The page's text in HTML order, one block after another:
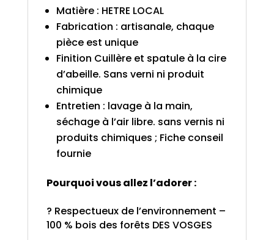
Matière : HETRE LOCAL
Fabrication : artisanale, chaque
pièce est unique
Finition Cuillère et spatule à la cire
d’abeille. Sans verni ni produit
chimique
Entretien : lavage à la main,
séchage à l’air libre. sans vernis ni
produits chimiques ; Fiche conseil
fournie
Pourquoi vous allez l’adorer :
? Respectueux de l’environnement –
100 % bois des forêts DES VOSGES